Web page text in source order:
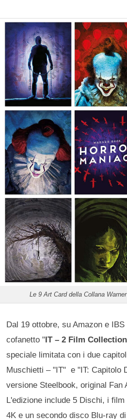
Le 9 Art Card della Collana
Dal 19 ottobre, su Amazon e
cofanetto "IT – 2 Film Collection
speciale limitata con i due
Muschietti – "IT" e "IT: Capitolo
versione Steelbook, original Fan
L'edizione include 5 Dischi, i
4K e un secondo disco Blu-ray